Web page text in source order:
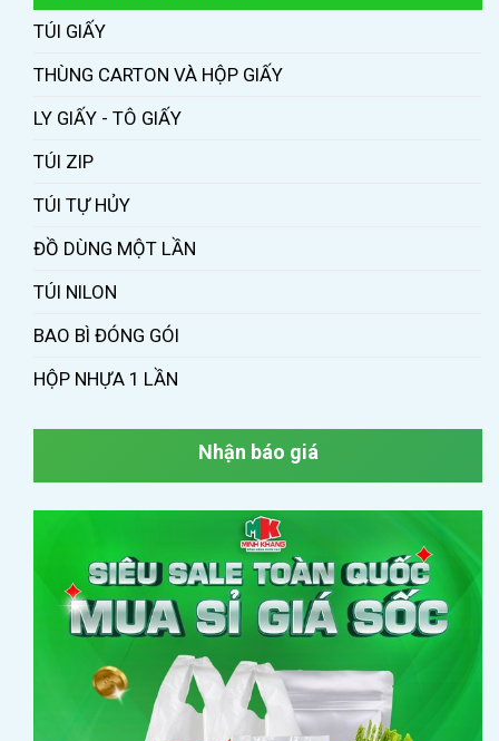
TÚI GIẤY
THÙNG CARTON VÀ HỘP GIẤY
LY GIẤY - TÔ GIẤY
TÚI ZIP
TÚI TỰ HỦY
ĐỒ DÙNG MỘT LẦN
TÚI NILON
BAO BÌ ĐÓNG GÓI
HỘP NHỰA 1 LẦN
Nhận báo giá